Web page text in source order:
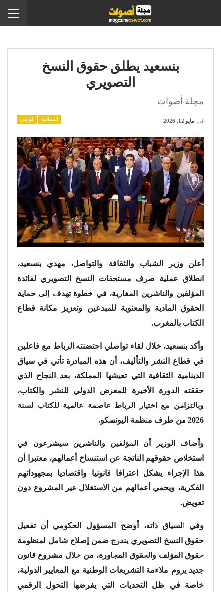
بنسعيد يطلق حقوق النسخ
التصويري
مجلة أصوات
السياسة قوانين في مايو 12, 2026
أعلن وزير الشباب والثقافة والتواصل، مهدي بنسعيد،
انطلاق عملية صرف مستحقات النسخ التصويري لفائدة
المؤلفين والناشرين المغاربة، في خطوة تهدف إلى حماية
الحقوق المادية والمعنوية للمبدعين وتعزيز مكانة قطاع
الكتاب بالمغرب.
وأكد بنسعيد، خلال لقاء تواصلي احتضنته الرباط مع فاعلين
في قطاع النشر والتأليف، أن هذه المبادرة تأتي في سياق
الدينامية الثقافية التي تعيشها المملكة، بعد النجاح الذي
حققته الدورة الأخيرة للمعرض الدولي للنشر والكتاب،
وبالتزامن مع اختيار الرباط عاصمة عالمية للكتاب لسنة
2026 من طرف منظمة اليونسكو.
وأضاف الوزير أن المؤلفين والناشرين سيشرعون في
استخلاص حقوقهم الناتجة عن استنساخ أعمالهم، معتبرا أن
هذا الإجراء يشكل اعترافا قانونيا واقتصاديا بمجهوداتهم
الفكرية، ويحمي أعمالهم من الاستغلال غير المشروع دون
تعويض.
وفي السياق ذاته، أوضح المسؤول الحكومي أن تفعيل
حقوق النسخ التصويري يندرج ضمن إصلاح شامل لمنظومة
حقوق المؤلف والحقوق المجاورة، من خلال مشروع قانون
جديد يروم ملاءمة التشريعات الوطنية مع المعايير الدولية،
خاصة في ظل التحديات التي يفرضها التحول الرقمي